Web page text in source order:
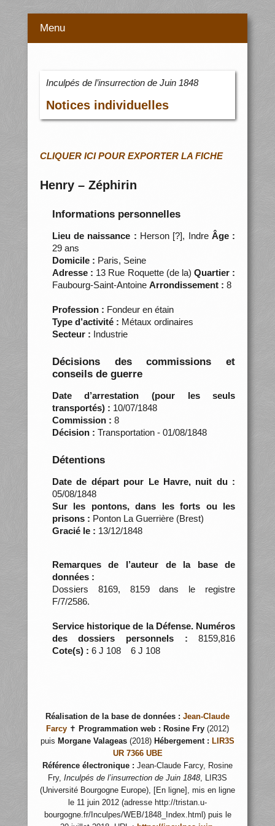
Menu
Inculpés de l’insurrection de Juin 1848
Notices individuelles
CLIQUER ICI POUR EXPORTER LA FICHE
Henry – Zéphirin
Informations personnelles
Lieu de naissance : Herson [?], IndreÂge :
29 ans
Domicile : Paris, Seine
Adresse : 13 Rue Roquette (de la)Quartier :
Faubourg-Saint-Antoine Arrondissement : 8
Profession : Fondeur en étain
Type d’activité : Métaux ordinaires
Secteur : Industrie
Décisions des commissions et
conseils de guerre
Date d’arrestation (pour les seuls
transportés) : 10/07/1848
Commission : 8
Décision : Transportation - 01/08/1848
Détentions
Date de départ pour Le Havre, nuit du :
05/08/1848
Sur les pontons, dans les forts ou les
prisons : Ponton La Guerrière (Brest)
Gracié le : 13/12/1848
Remarques de l’auteur de la base de
données :
Dossiers 8169, 8159 dans le registre
F/7/2586.
Service historique de la Défense. Numéros
des dossiers personnels :8159,816
Cote(s) : 6 J 108 6 J 108
Réalisation de la base de données : Jean-Claude
Farcy ✝ Programmation web : Rosine Fry (2012)
puis Morgane Valageas (2018) Hébergement : LIR3S
UR 7366 UBE
Référence électronique : Jean-Claude Farcy, Rosine
Fry, Inculpés de l’insurrection de Juin 1848, LIR3S
(Université Bourgogne Europe), [En ligne], mis en ligne
le 11 juin 2012 (adresse http://tristan.u-
bourgogne.fr/Inculpes/WEB/1848_Index.html) puis le